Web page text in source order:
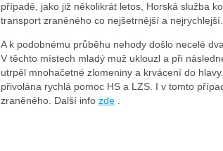
případě, jako již několikrát letos, Horská služba
transport zraněného co nejšetrnější a nejrychlejší.
A k podobnému průběhu nehody došlo necelé
V těchto místech mladý muž uklouzl a při
utrpěl mnohačetné zlomeniny a krvácení do
přivolána rychlá pomoc HS a LZS. I v tomto
zraněného. Další info zde .